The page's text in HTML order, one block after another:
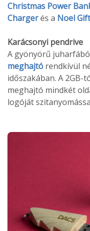
Christmas Power
Chargerés a Noel
Karácsonyi pendrive
A gyönyörű
meghajtó rendkívül
időszakában. A 2GB-
meghajtó mindkét
logóját